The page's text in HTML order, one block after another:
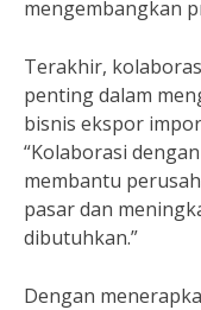
mengembangkan
Terakhir,
penting dalam
bisnis ekspor
“Kolaborasi
membantu
pasar dan
dibutuhkan.”
Dengan